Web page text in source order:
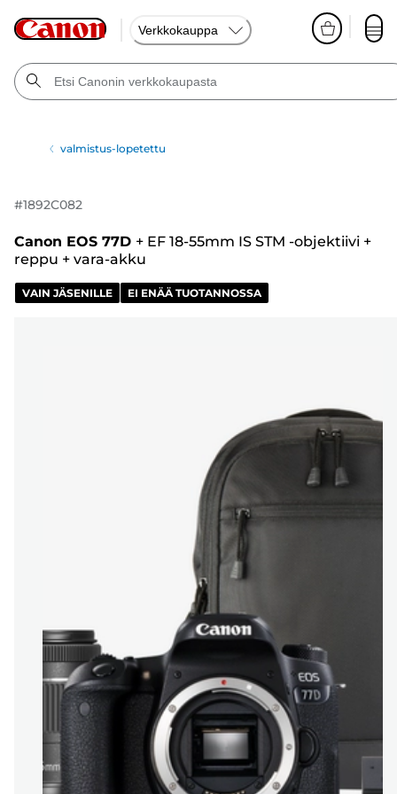
Verkkokauppa
valmistus-lopetettu
#1892C082
Canon EOS 77D + EF 18-55mm IS STM -objektiivi +
reppu + vara-akku
VAIN JÄSENILLE EI ENÄÄ TUOTANNOSSA